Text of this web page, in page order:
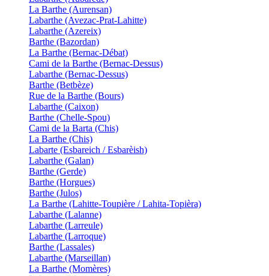
La Barthe (Aurensan)
Labarthe (Avezac-Prat-Lahitte)
Labarthe (Azereix)
Barthe (Bazordan)
La Barthe (Bernac-Débat)
Cami de la Barthe (Bernac-Dessus)
Labarthe (Bernac-Dessus)
Barthe (Betbèze)
Rue de la Barthe (Bours)
Labarthe (Caixon)
Barthe (Chelle-Spou)
Cami de la Barta (Chis)
La Barthe (Chis)
Labarte (Esbareich / Esbarèish)
Labarthe (Galan)
Barthe (Gerde)
Barthe (Horgues)
Barthe (Julos)
La Barthe (Lahitte-Toupière / Lahita-Topièra)
Labarthe (Lalanne)
Labarthe (Larreule)
Labarthe (Larroque)
Barthe (Lassales)
Labarthe (Marseillan)
La Barthe (Momères)